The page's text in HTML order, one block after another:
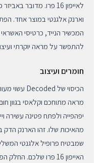
לאייפון 16 פרו. מדובר
וארנק אלגנטי במוצר אחד.
המכשיר הנייד, כרטיסי
להתפשר על מראה יוקרתי
חומרים ועיצוב
יפהפייה ולפתח פטינה עשירה
מהאיכות שלו. זהו הארנק
שמבטיח פרופיל אלגנטי
האייפון 16 פרו שלכם.